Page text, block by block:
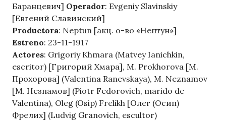
Баранцевич] Operador: Evgeniy Slavinskiy
[Евгений Славинский]
Productora: Neptun [акц. о-во «Нептун»]
Estreno: 23-11-1917
Actores: Grigoriy Khmara (Matvey Ianichkin,
escritor) [Григорий Хмара], M. Prokhorova [М.
Прохорова] (Valentina Ranevskaya), M. Neznamov
[М. Незнамов] (Piotr Fedorovich, marido de
Valentina), Oleg (Osip) Frelikh [Олег (Осип)
Фрелих] (Ludvig Granovich, escultor)